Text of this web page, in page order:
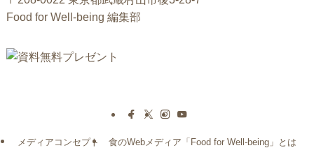
Food for Well-being 編集部
メディアコンセプト 食のWebメディア「Food for Well-being」とは